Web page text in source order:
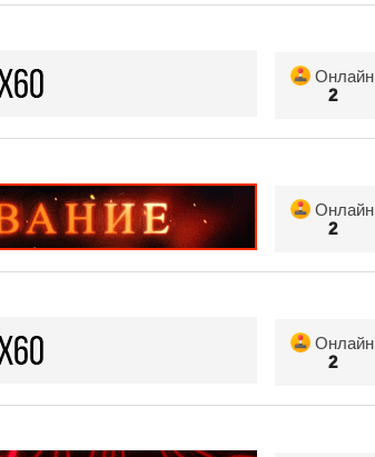
Онлайн
2
Онлайн
2
Онлайн
2